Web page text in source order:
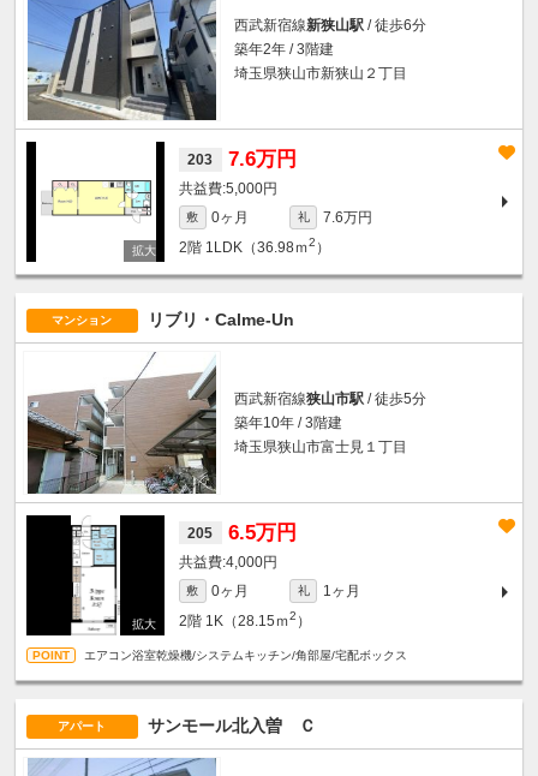
西武新宿線新狭山駅 / 徒歩6分
築年2年 / 3階建
埼玉県狭山市新狭山２丁目
203 7.6万円
5,000円
敷 0ヶ月 礼
7.6万円
2階 1LDK（36.98ｍ2 ）
マンション リブリ・Calme-Un
西武新宿線狭山市駅 / 徒歩5分
築年10年 / 3階建
埼玉県狭山市富士見１丁目
205 6.5万円
4,000円
敷 0ヶ月 礼
1ヶ月
2階 1K（28.15ｍ2 ）
エアコン浴室乾燥機/システムキッチン/角部屋/宅配ボックス
アパート サンモール北入曽 Ｃ